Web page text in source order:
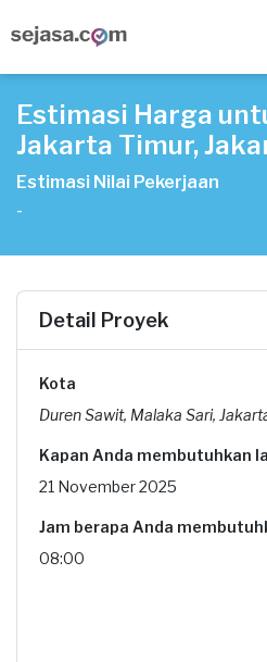
Estimasi Harga
Jakarta Timur,
Estimasi Nilai Pekerjaan
-
Detail Proyek
Kota
Duren Sawit, Malaka Sari,
Kapan Anda membutuhkan
21 November 2025
Jam berapa Anda
08:00